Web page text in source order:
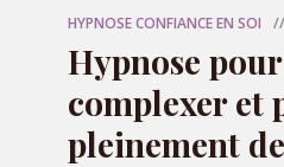
HYPNOSE CONFIANCE EN SOI
Hypnose
complexer et
pleinement